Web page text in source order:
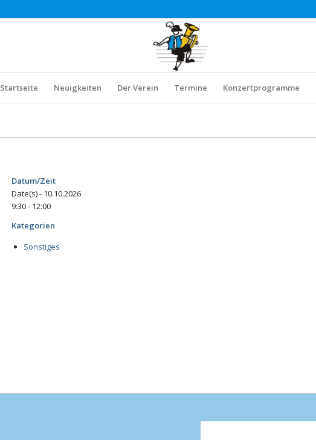
Startseite Neuigkeiten Der Verein Termine Konzertprogramme
Datum/Zeit
Date(s) - 10.10.2026
9:30 - 12:00
Kategorien
Sonstiges